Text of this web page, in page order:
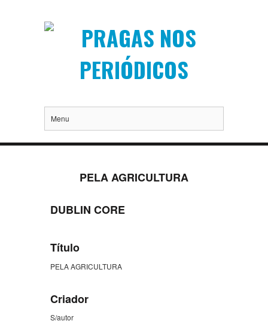
Menu
PELA AGRICULTURA
DUBLIN CORE
Título
PELA AGRICULTURA
Criador
S/autor